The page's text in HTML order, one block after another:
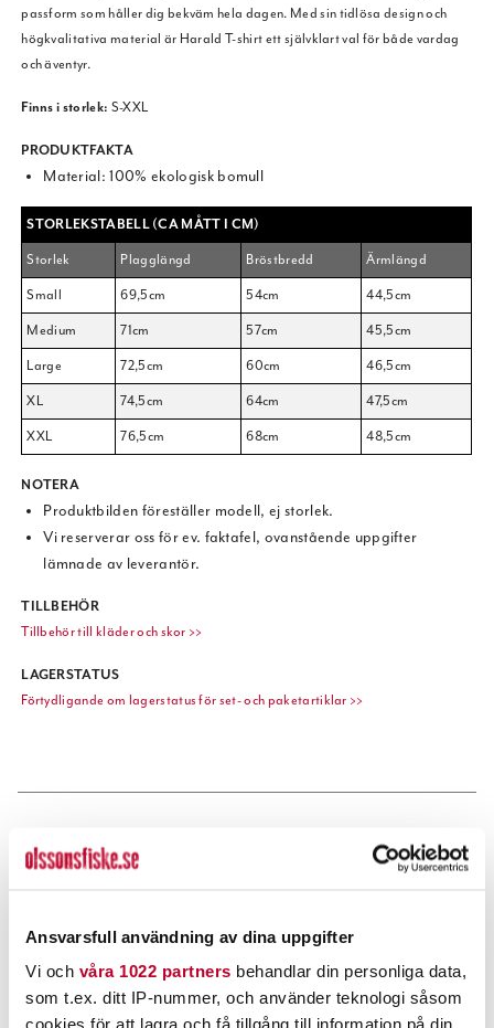
Ansvarsfull användning av dina uppgifter
Vi och våra 1022 partners behandlar din personliga data,
som t.ex. ditt IP-nummer, och använder teknologi såsom
cookies för att lagra och få tillgång till information på din
passform som håller dig bekväm hela dagen. Med sin tidlösa design och
högkvalitativa material är Harald T-shirt ett självklart val för både vardag
och äventyr.
Finns i storlek: S-XXL
PRODUKTFAKTA
Material: 100% ekologisk bomull
STORLEKSTABELL (CA MÅTT I CM)
Storlek
Plagglängd Bröstbredd
Ärmlängd
Small
69,5cm 54cm
44,5cm
Medium
71cm 57cm
45,5cm
Large
72,5cm 60cm
46,5cm
XL
74,5cm 64cm
47,5cm
XXL
76,5cm 68cm 48,5cm
NOTERA
Produktbilden föreställer modell, ej storlek.
Vi reserverar oss för ev. faktafel, ovanstående uppgifter
lämnade av leverantör.
TILLBEHÖR
Tillbehör till kläder och skor >>
LAGERSTATUS
Förtydligande om lagerstatus för set- och paketartiklar >>